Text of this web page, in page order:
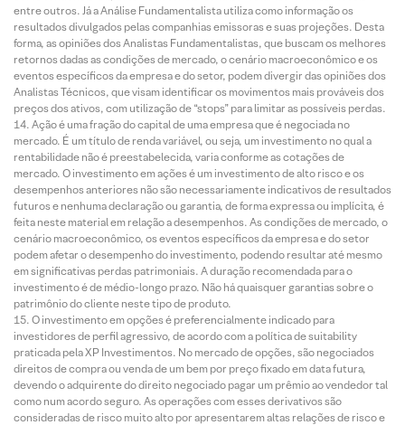
entre outros. Já a Análise Fundamentalista utiliza como informação os
resultados divulgados pelas companhias emissoras e suas projeções. Desta
forma, as opiniões dos Analistas Fundamentalistas, que buscam os melhores
retornos dadas as condições de mercado, o cenário macroeconômico e os
eventos específicos da empresa e do setor, podem divergir das opiniões dos
Analistas Técnicos, que visam identificar os movimentos mais prováveis dos
preços dos ativos, com utilização de “stops” para limitar as possíveis perdas.
Ação é uma fração do capital de uma empresa que é negociada no
mercado. É um título de renda variável, ou seja, um investimento no qual a
rentabilidade não é preestabelecida, varia conforme as cotações de
mercado. O investimento em ações é um investimento de alto risco e os
desempenhos anteriores não são necessariamente indicativos de resultados
futuros e nenhuma declaração ou garantia, de forma expressa ou implícita, é
feita neste material em relação a desempenhos. As condições de mercado, o
cenário macroeconômico, os eventos específicos da empresa e do setor
podem afetar o desempenho do investimento, podendo resultar até mesmo
em significativas perdas patrimoniais. A duração recomendada para o
investimento é de médio-longo prazo. Não há quaisquer garantias sobre o
patrimônio do cliente neste tipo de produto.
O investimento em opções é preferencialmente indicado para
investidores de perfil agressivo, de acordo com a política de suitability
praticada pela XP Investimentos. No mercado de opções, são negociados
direitos de compra ou venda de um bem por preço fixado em data futura,
devendo o adquirente do direito negociado pagar um prêmio ao vendedor tal
como num acordo seguro. As operações com esses derivativos são
consideradas de risco muito alto por apresentarem altas relações de risco e